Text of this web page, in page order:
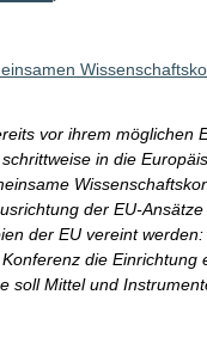
vor ihrem möglichen
in die
der EU-
der EU vereint
die Einrichtung
soll Mittel und